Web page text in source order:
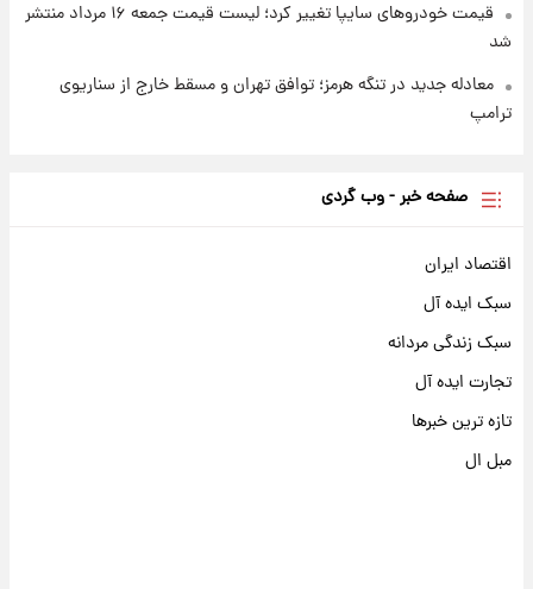
قیمت خودروهای سایپا تغییر کرد؛ لیست قیمت جمعه ۱۶ مرداد منتشر
شد
معادله جدید در تنگه هرمز؛ توافق تهران و مسقط خارج از سناریوی
ترامپ
صفحه خبر - وب گردی
اقتصاد ایران
سبک ایده آل
سبک زندگی مردانه
تجارت ایده آل
تازه ترین خبرها
مبل ال